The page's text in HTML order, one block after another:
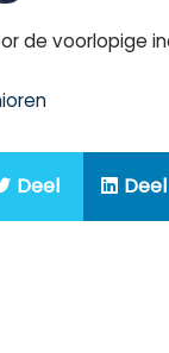
de voorlopige
Deel Deel